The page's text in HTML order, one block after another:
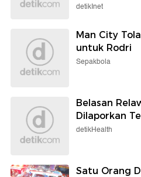
detikInet
Man City
untuk Rodri
Sepakbola
Belasan
Dilaporkan
detikHealth
Satu Orang